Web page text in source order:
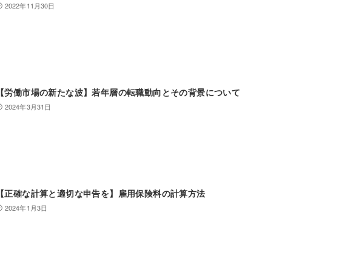
2022年11月30日
【労働市場の新たな波】若年層の転職動向とその背景について
2024年3月31日
【正確な計算と適切な申告を】雇用保険料の計算方法
2024年1月3日